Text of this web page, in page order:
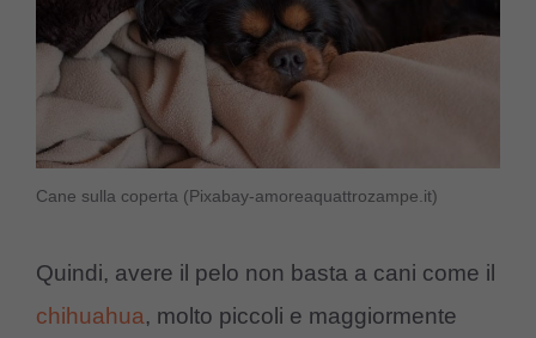
Cane sulla coperta (Pixabay-amoreaquattrozampe.it)
Quindi, avere il pelo non basta a cani come il
chihuahua, molto piccoli e maggiormente